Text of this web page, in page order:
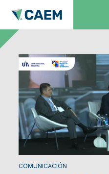
COMUNICACIÓN